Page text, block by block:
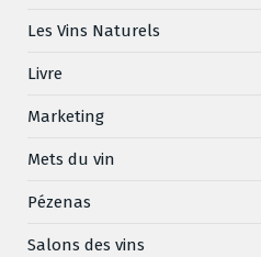
Les Vins Naturels
Livre
Marketing
Mets du vin
Pézenas
Salons des vins